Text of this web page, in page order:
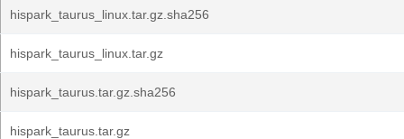
hispark_taurus_linux.tar.gz.sha256
hispark_taurus_linux.tar.gz
hispark_taurus.tar.gz.sha256
hispark_taurus.tar.gz